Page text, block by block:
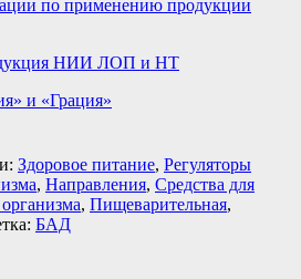
по применению продукции
НИИ ЛОП и НТ
и «Грация»
Здоровое питание, Регуляторы
, Направления, Средства для
, Пищеварительная,
БАД